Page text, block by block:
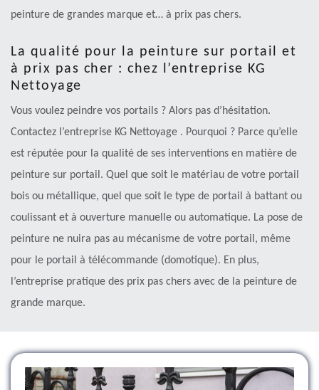
peinture de grandes marque et… à prix pas chers.
La qualité pour la peinture sur portail et
à prix pas cher : chez l’entreprise KG
Nettoyage
Vous voulez peindre vos portails ? Alors pas d’hésitation.
Contactez l’entreprise KG Nettoyage . Pourquoi ? Parce qu’elle
est réputée pour la qualité de ses interventions en matière de
peinture sur portail. Quel que soit le matériau de votre portail
bois ou métallique, quel que soit le type de portail à battant ou
coulissant et à ouverture manuelle ou automatique. La pose de
peinture ne nuira pas au mécanisme de votre portail, même
pour le portail à télécommande (domotique). En plus,
l’entreprise pratique des prix pas chers avec de la peinture de
grande marque.